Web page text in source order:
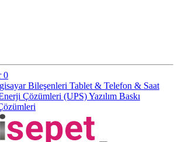
0
Bileşenleri Tablet & Telefon & Saat
Çözümleri (UPS)Yazılım Baskı